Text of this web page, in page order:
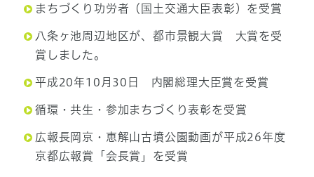
まちづくり功労者（国土交通大臣表彰）を受賞
八条ヶ池周辺地区が、都市景観大賞 大賞を受
賞しました。
平成20年10月30日 内閣総理大臣賞を受賞
循環・共生・参加まちづくり表彰を受賞
広報長岡京・恵解山古墳公園動画が平成26年度
京都広報賞「会長賞」を受賞